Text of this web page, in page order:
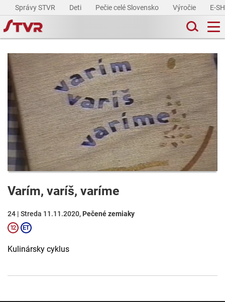
Správy STVR Deti Pečie celé Slovensko Výročie E-
Varím, varíš, varíme
24 | Streda 11.11.2020, Pečené zemiaky
Kulinársky cyklus